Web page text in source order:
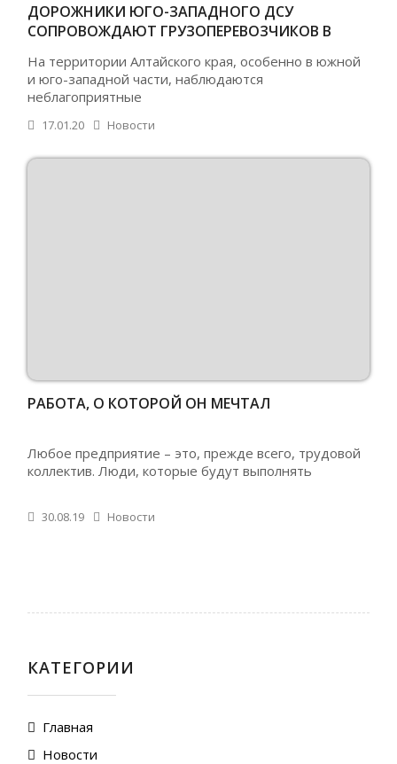
ДОРОЖНИКИ ЮГО-ЗАПАДНОГО ДСУ
СОПРОВОЖДАЮТ ГРУЗОПЕРЕВОЗЧИКОВ В
На территории Алтайского края, особенно в южной
и юго-западной части, наблюдаются
неблагоприятные
17.01.20 Новости
РАБОТА, О КОТОРОЙ ОН МЕЧТАЛ
Любое предприятие – это, прежде всего, трудовой
коллектив. Люди, которые будут выполнять
30.08.19 Новости
КАТЕГОРИИ
Главная
Новости